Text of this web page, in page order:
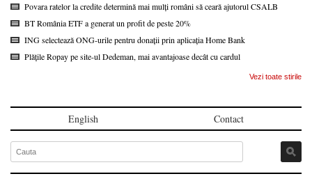
Povara ratelor la credite determină mai mulți români să ceară ajutorul CSALB
BT România ETF a generat un profit de peste 20%
ING selectează ONG-urile pentru donații prin aplicația Home Bank
Plățile Ropay pe site-ul Dedeman, mai avantajoase decât cu cardul
Vezi toate stirile
English Contact